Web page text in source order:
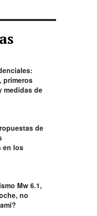
primeros
medidas de
de
en los
Mw 6.1,
no